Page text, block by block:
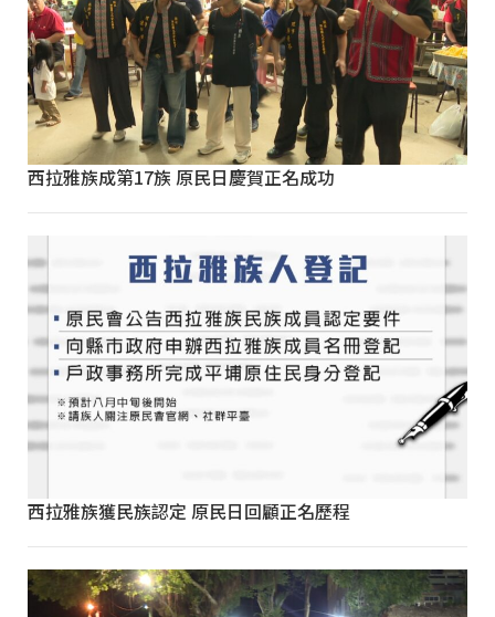
西拉雅族成第17族 原民日慶賀正名成功
西拉雅族獲民族認定 原民日回顧正名歷程